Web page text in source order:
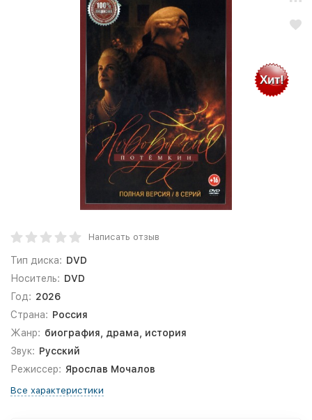
Хит!
Написать отзыв
Тип диска: DVD
Носитель: DVD
Год: 2026
Страна: Россия
Жанр: биография, драма, история
Звук: Русский
Режиссер: Ярослав Мочалов
Все характеристики